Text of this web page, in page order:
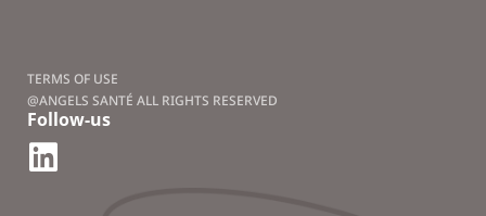
TERMS OF USE
@ANGELS SANTÉ ALL RIGHTS RESERVED
Follow-us